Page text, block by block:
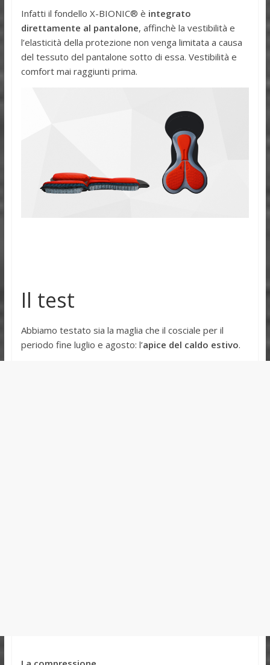
Infatti il fondello X-BIONIC® è integrato
direttamente al pantalone, affinchè la vestibilità e
l’elasticità della protezione non venga limitata a causa
del tessuto del pantalone sotto di essa. Vestibilità e
comfort mai raggiunti prima.
Il test
Abbiamo testato sia la maglia che il cosciale per il
periodo fine luglio e agosto: l’apice del caldo estivo.